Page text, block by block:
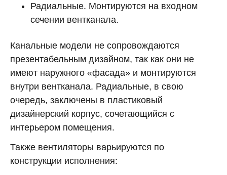
Радиальные. Монтируются на входном
сечении вентканала.
Канальные модели не сопровождаются
презентабельным дизайном, так как они не
имеют наружного «фасада» и монтируются
внутри вентканала. Радиальные, в свою
очередь, заключены в пластиковый
дизайнерский корпус, сочетающийся с
интерьером помещения.
Также вентиляторы варьируются по
конструкции исполнения: